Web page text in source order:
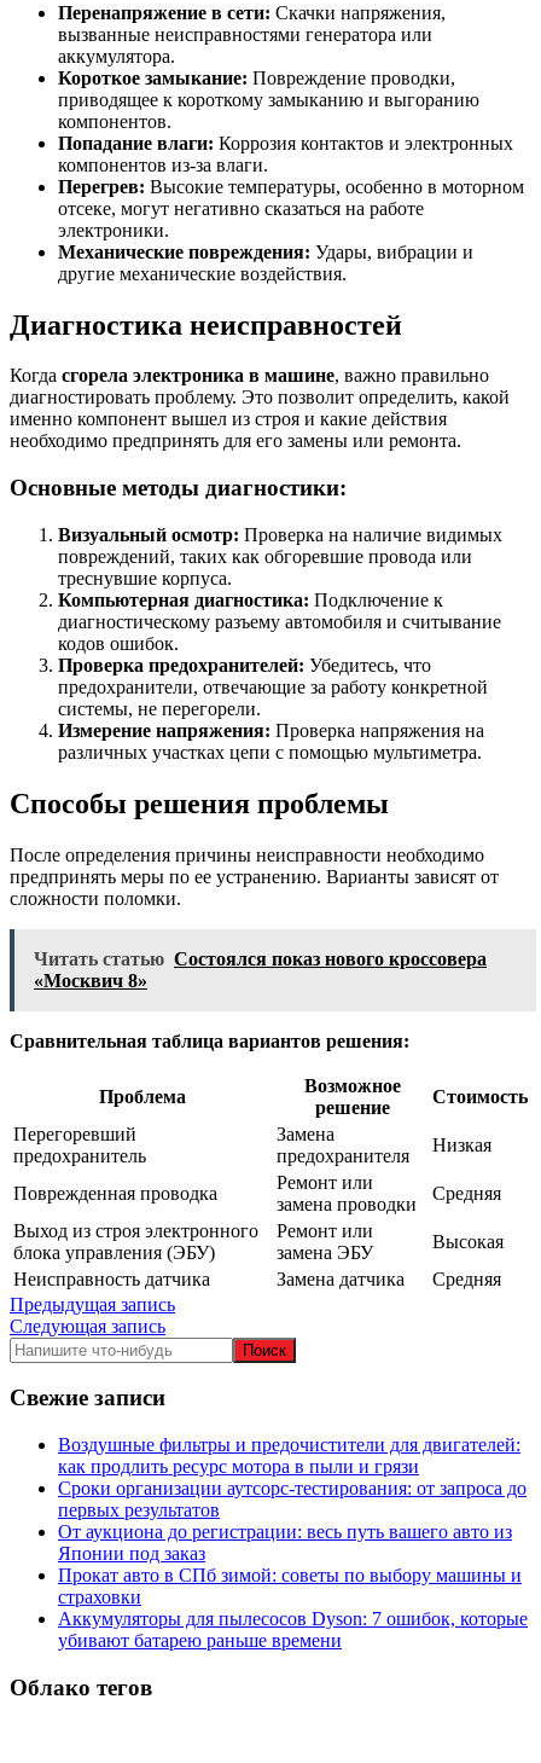
Перенапряжение в сети: Скачки напряжения,
вызванные неисправностями генератора или
аккумулятора.
Короткое замыкание: Повреждение проводки,
приводящее к короткому замыканию и выгоранию
компонентов.
Попадание влаги: Коррозия контактов и электронных
компонентов из-за влаги.
Перегрев: Высокие температуры, особенно в моторном
отсеке, могут негативно сказаться на работе
электроники.
Механические повреждения: Удары, вибрации и
другие механические воздействия.
Диагностика неисправностей
Когда сгорела электроника в машине, важно правильно
диагностировать проблему. Это позволит определить, какой
именно компонент вышел из строя и какие действия
необходимо предпринять для его замены или ремонта.
Основные методы диагностики:
Визуальный осмотр: Проверка на наличие видимых
повреждений, таких как обгоревшие провода или
треснувшие корпуса.
Компьютерная диагностика: Подключение к
диагностическому разъему автомобиля и считывание
кодов ошибок.
Проверка предохранителей: Убедитесь, что
предохранители, отвечающие за работу конкретной
системы, не перегорели.
Измерение напряжения: Проверка напряжения на
различных участках цепи с помощью мультиметра.
Способы решения проблемы
После определения причины неисправности необходимо
предпринять меры по ее устранению. Варианты зависят от
сложности поломки.
Читать статью Состоялся показ нового кроссовера
«Москвич 8»
Сравнительная таблица вариантов решения:
Проблема
Возможное
решение
Стоимость
Перегоревший
предохранитель
Замена
предохранителя
Низкая
Поврежденная проводка
Ремонт или
замена проводки
Средняя
Выход из строя электронного
блока управления (ЭБУ)
Ремонт или
замена ЭБУ
Высокая
Неисправность датчика
Замена датчика Средняя
Навигация
по
записям
Предыдущая запись
Следующая запись
Свежие записи
Воздушные фильтры и предочистители для двигателей:
как продлить ресурс мотора в пыли и грязи
Сроки организации аутсорс‑тестирования: от запроса до
первых результатов
От аукциона до регистрации: весь путь вашего авто из
Японии под заказ
Прокат авто в СПб зимой: советы по выбору машины и
страховки
Аккумуляторы для пылесосов Dyson: 7 ошибок, которые
убивают батарею раньше времени
Облако тегов